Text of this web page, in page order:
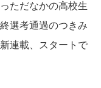
ただなかの高校生
選考通過のつきみ
連載、スタートで